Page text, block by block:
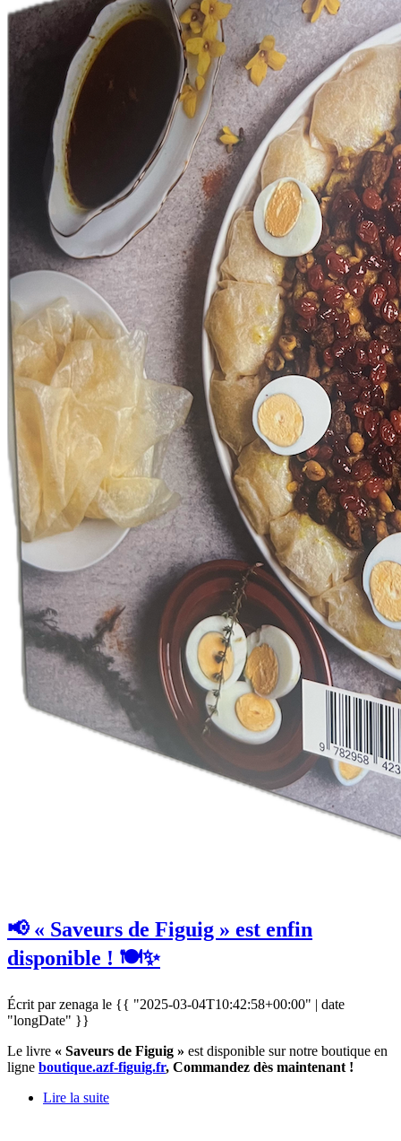
📢 « Saveurs de Figuig » est enfin
disponible ! 🍽️✨
Écrit par zenaga le {{ "2025-03-04T10:42:58+00:00" | date
"longDate" }}
Le livre « Saveurs de Figuig » est disponible sur notre boutique en
ligne boutique.azf-figuig.fr, Commandez dès maintenant !
Lire la suite